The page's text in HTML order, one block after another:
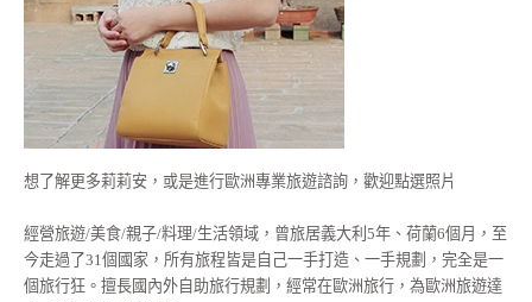
想了解更多莉莉安，或是進行歐洲專業旅遊諮詢，歡迎點選照片
經營旅遊/美食/親子/料理/生活領域，曾旅居義大利5年、荷蘭6個月，至
今走過了31個國家，所有旅程皆是自己一手打造、一手規劃，完全是一
個旅行狂。擅長國內外自助旅行規劃，經常在歐洲旅行，為歐洲旅遊達